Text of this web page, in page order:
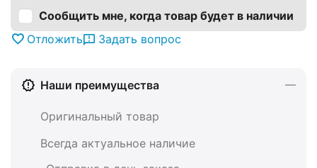
Сообщить мне, когда товар будет в наличии
Отложить
Задать вопрос
Наши преимущества
Оригинальный товар
Всегда актуальное наличие